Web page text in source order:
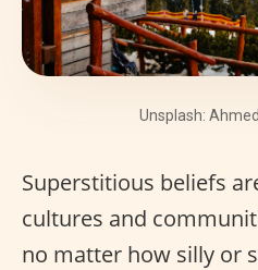
Unsplash:
Superstitious beliefs
cultures and
no matter how silly or